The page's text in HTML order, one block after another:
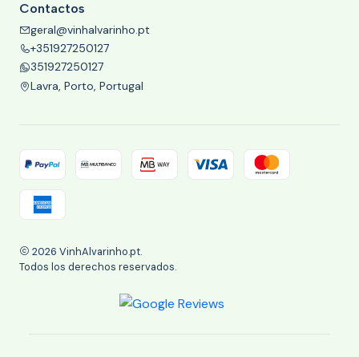
Contactos
geral@vinhalvarinho.pt
+351927250127
351927250127
Lavra, Porto, Portugal
2026 VinhAlvarinho.pt.
Todos los derechos reservados.